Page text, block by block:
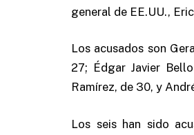
general de EE.UU.,
Los acusados son
27; Édgar Javier
Ramírez, de 30, y
Los seis han sido